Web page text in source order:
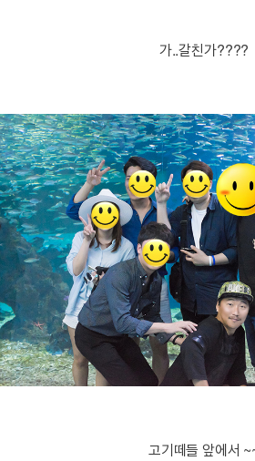
가..갈친가????
고기떼들 앞에서